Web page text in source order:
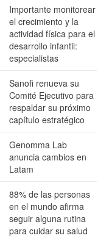
Importante monitorear
el crecimiento y la
actividad física para el
desarrollo infantil:
especialistas
Sanofi renueva su
Comité Ejecutivo para
respaldar su próximo
capítulo estratégico
Genomma Lab
anuncia cambios en
Latam
88% de las personas
en el mundo afirma
seguir alguna rutina
para cuidar su salud